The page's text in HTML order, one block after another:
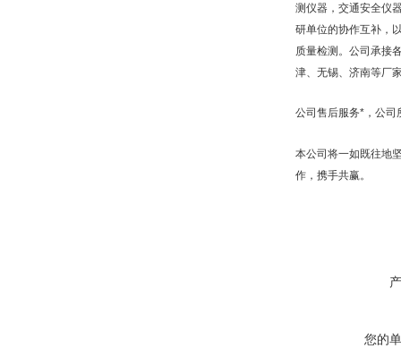
测仪器，交通安全仪
研单位的协作互补，
质量检测。公司承接
津、无锡、济南等厂
公司售后服务*，公司
本公司将一如既往地
作，携手共赢。
您的